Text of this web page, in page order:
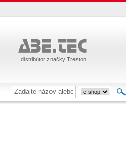
distribútor značky Treston